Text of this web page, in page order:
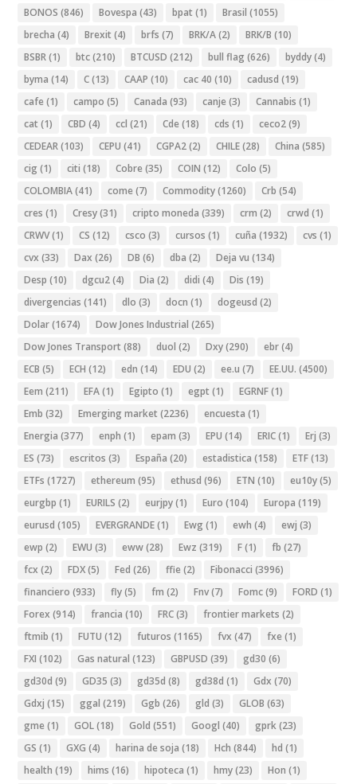
BONOS (846) Bovespa (43) bpat (1) Brasil (1055)
brecha (4) Brexit (4) brfs (7) BRK/A(2) BRK/B (10)
BSBR(1) btc(210) BTCUSD (212) bull flag (626) byddy(4)
byma (14) C(13) CAAP (10) cac 40 (10) cadusd (19)
cafe (1) campo (5) Canada (93) canje (3) Cannabis (1)
cat (1) CBD (4) ccl (21) Cde (18) cds (1) ceco2(9)
CEDEAR(103) CEPU (41) CGPA2(2) CHILE(28) China (585)
cig (1) citi (18) Cobre (35) COIN (12) Colo (5)
COLOMBIA(41) come (7) Commodity(1260) Crb (54)
cres (1) Cresy(31) cripto moneda (339) crm (2) crwd (1)
CRWV(1) CS (12) csco (3) cursos (1) cuña (1932) cvs (1)
cvx (33) Dax (26) DB (6) dba (2) Deja vu (134)
Desp (10) dgcu2(4) Dia (2) didi (4) Dis (19)
divergencias (141) dlo (3) docn (1) dogeusd (2)
Dolar(1674) Dow Jones Industrial (265)
Dow Jones Transport (88) duol (2) Dxy(290) ebr(4)
ECB (5) ECH (12) edn (14) EDU (2) ee.u (7) EE.UU. (4500)
Eem (211) EFA(1) Egipto (1) egpt (1) EGRNF(1)
Emb (32) Emerging market (2236) encuesta (1)
Energia (377) enph (1) epam (3) EPU (14) ERIC(1) Erj (3)
ES (73) escritos (3) España (20) estadistica (158) ETF(13)
ETFs (1727) ethereum (95) ethusd (96) ETN (10) eu10y(5)
eurgbp (1) EURILS (2) eurjpy(1) Euro (104) Europa (119)
eurusd (105) EVERGRANDE(1) Ewg (1) ewh (4) ewj (3)
ewp (2) EWU (3) eww(28) Ewz (319) F(1) fb (27)
fcx (2) FDX(5) Fed (26) ffie (2) Fibonacci (3996)
financiero (933) fly(5) fm (2) Fnv(7) Fomc(9) FORD (1)
Forex (914) francia (10) FRC(3) frontier markets (2)
ftmib (1) FUTU (12) futuros (1165) fvx (47) fxe (1)
FXI (102) Gas natural (123) GBPUSD (39) gd30 (6)
gd30d (9) GD35 (3) gd35d (8) gd38d (1) Gdx (70)
Gdxj (15) ggal (219) Ggb (26) gld (3) GLOB (63)
gme (1) GOL(18) Gold (551) Googl (40) gprk(23)
GS (1) GXG (4) harina de soja (18) Hch (844) hd (1)
health (19) hims (16) hipoteca (1) hmy(23) Hon (1)